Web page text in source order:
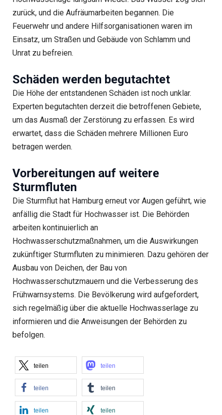
zurück, und die Aufräumarbeiten begannen. Die
Feuerwehr und andere Hilfsorganisationen waren im
Einsatz, um Straßen und Gebäude von Schlamm und
Unrat zu befreien.
Schäden werden begutachtet
Die Höhe der entstandenen Schäden ist noch unklar.
Experten begutachten derzeit die betroffenen Gebiete,
um das Ausmaß der Zerstörung zu erfassen. Es wird
erwartet, dass die Schäden mehrere Millionen Euro
betragen werden.
Vorbereitungen auf weitere
Sturmfluten
Die Sturmflut hat Hamburg erneut vor Augen geführt, wie
anfällig die Stadt für Hochwasser ist. Die Behörden
arbeiten kontinuierlich an
Hochwasserschutzmaßnahmen, um die Auswirkungen
zukünftiger Sturmfluten zu minimieren. Dazu gehören der
Ausbau von Deichen, der Bau von
Hochwasserschutzmauern und die Verbesserung des
Frühwarnsystems. Die Bevölkerung wird aufgefordert,
sich regelmäßig über die aktuelle Hochwasserlage zu
informieren und die Anweisungen der Behörden zu
befolgen.
teilen teilen
teilen teilen
teilen teilen